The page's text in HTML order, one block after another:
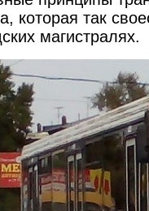
которая так
магистралях.